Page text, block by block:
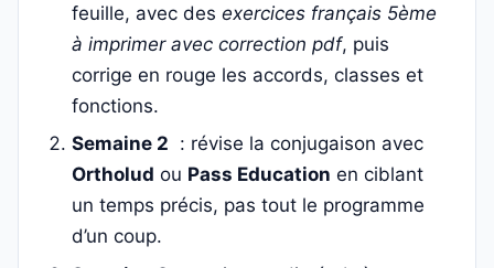
feuille, avec des exercices français 5ème
à imprimer avec correction pdf, puis
corrige en rouge les accords, classes et
fonctions.
Semaine 2 : révise la conjugaison avec
Ortholud ou Pass Education en ciblant
un temps précis, pas tout le programme
d’un coup.